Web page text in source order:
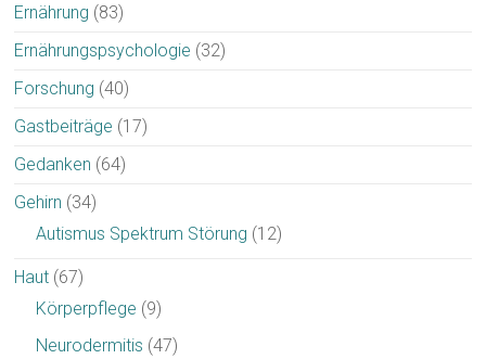
Ernährung (83)
Ernährungspsychologie (32)
Forschung (40)
Gastbeiträge (17)
Gedanken (64)
Gehirn (34)
Autismus Spektrum Störung (12)
Haut (67)
Körperpflege (9)
Neurodermitis (47)